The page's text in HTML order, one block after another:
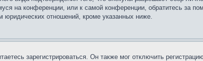
на конференции, или к самой конференции, обратитесь за
юридических отношений, кроме указанных ниже.
зарегистрироваться. Он также мог отключить